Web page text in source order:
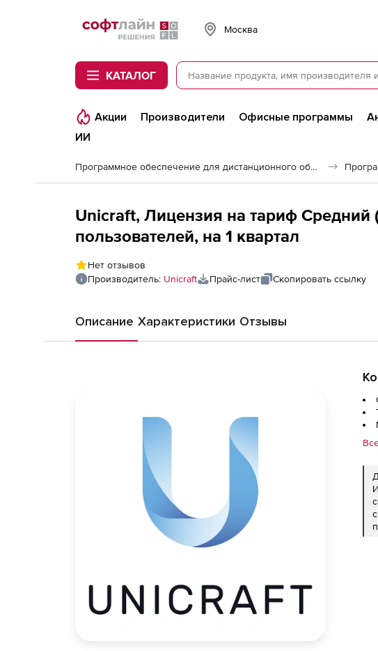
Softline
Москва
КАТАЛОГ
Акции Производители Офисные программы
ИИ
Программное обеспечение для дистанционного обучения
Unicraft, Лицензия на тариф Средний
пользователей, на 1 квартал
Нет отзывов
Производитель: Unicraft Прайс-лист Скопировать ссылку
Описание Характеристики Отзывы